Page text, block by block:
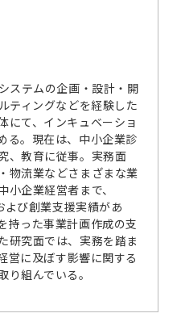
ステムの企画・設計・開
ティングなどを経験した
にて、インキュベーショ
る。現在は、中小企業診
、教育に従事。実務面
物流業などさまざまな業
企業経営者まで、
び創業支援実績があ
持った事業計画作成の支
研究面では、実務を踏ま
営に及ぼす影響に関する
り組んでいる。